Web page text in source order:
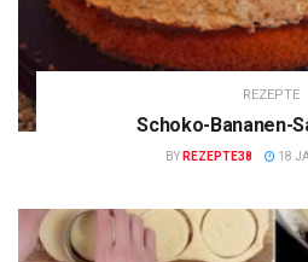
REZEPTE
Schoko-Bananen-
BY REZEPTE38 18